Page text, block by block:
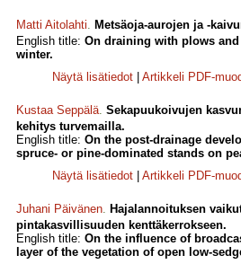
Matti Aitolahti. Metsäoja-aurojen ja -
English title: On draining with plows
winter.
Näytä lisätiedot
Artikkeli PDF-
Kustaa Seppälä. Sekapuukoivujen
kehitys turvemailla.
English title: On the post-drainage
spruce- or pine-dominated stands on
Näytä lisätiedot
Artikkeli PDF-
Juhani Päivänen. Hajalannoituksen
pintakasvillisuuden kenttäkerrokseen.
English title: On the influence of
layer of the vegetation of open low-